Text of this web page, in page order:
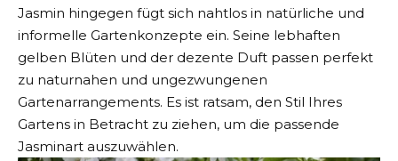
Jasmin hingegen fügt sich nahtlos in natürliche und
informelle Gartenkonzepte ein. Seine lebhaften
gelben Blüten und der dezente Duft passen perfekt
zu naturnahen und ungezwungenen
Gartenarrangements. Es ist ratsam, den Stil Ihres
Gartens in Betracht zu ziehen, um die passende
Jasminart auszuwählen.